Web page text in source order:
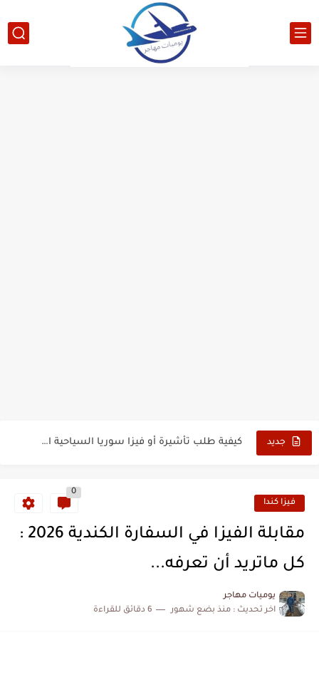
جديد كيفية طلب تأشيرة أو فيزا سوريا السياحية الإلكترونية
تأشيرة أو جزر ماريانا الشمالية الأمريكية 2026
تأشيرة أو فيزا أفغانستان السياحية 2026
فيزا كندا
0
مقابلة الفيزا في السفارة الكندية 2026 :
كل ماتريد أن تعرفه...
يوميات مهاجر
اخر تحديث : منذ بضع شهور 6 دقائق للقراءة